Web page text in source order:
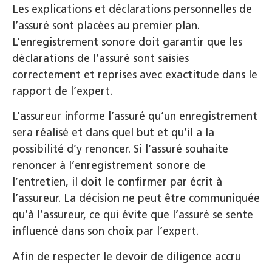
Les explications et déclarations personnelles de
l’assuré sont placées au premier plan.
L’enregistrement sonore doit garantir que les
déclarations de l’assuré sont saisies
correctement et reprises avec exactitude dans le
rapport de l’expert.
L’assureur informe l’assuré qu’un enregistrement
sera réalisé et dans quel but et qu’il a la
possibilité d’y renoncer. Si l’assuré souhaite
renoncer à l’enregistrement sonore de
l’entretien, il doit le confirmer par écrit à
l’assureur. La décision ne peut être communiquée
qu’à l’assureur, ce qui évite que l’assuré se sente
influencé dans son choix par l’expert.
Afin de respecter le devoir de diligence accru